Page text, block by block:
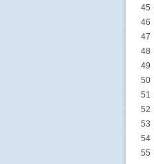
45
46
47
48
49
50
51
52
53
54
55